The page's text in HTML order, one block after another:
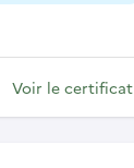
Voir le certificat